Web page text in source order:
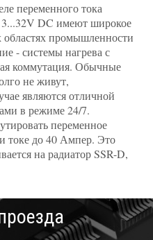
переменного тока
DC имеют широкое
областях промышленности
- системы нагрева с
коммутация. Обычные
не живут,
являются отличной
в режиме 24/7.
переменное
токе до 40 Ампер. Это
на радиатор SSR-D,